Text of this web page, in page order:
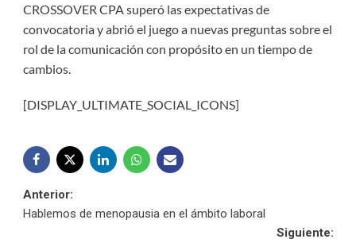
CROSSOVER CPA superó las expectativas de
convocatoria y abrió el juego a nuevas preguntas sobre el
rol de la comunicación con propósito en un tiempo de
cambios.
[DISPLAY_ULTIMATE_SOCIAL_ICONS]
Navegación
Anterior:
Hablemos de menopausia en el ámbito laboral
Siguiente: